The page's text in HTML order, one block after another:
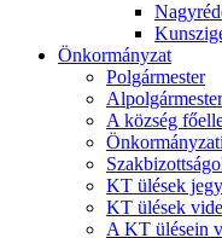
Önkormányzat
Polgármester
Alpolgármester
A község
KT ülések
KT ülések
A KT ülésein